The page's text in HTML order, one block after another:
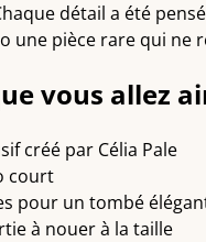
détail a été
une pièce rare qui ne
vous allez
créé par Célia Pale
court
pour un tombé
à nouer à la taille